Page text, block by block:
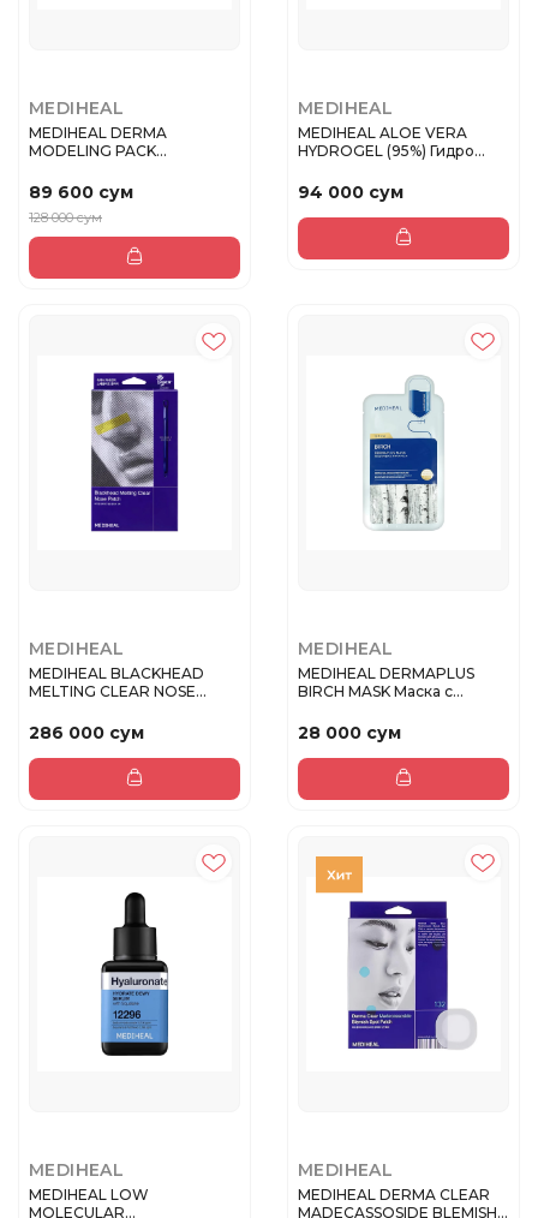
MEDIHEAL
MEDIHEAL DERMA
MODELING PACK
89 600 сум
128 000 сум
MEDIHEAL
MEDIHEAL ALOE VERA
HYDROGEL (95%) Гидро
94 000 сум
MEDIHEAL
MEDIHEAL BLACKHEAD
MELTING CLEAR NOSE
286 000 сум
MEDIHEAL
MEDIHEAL DERMAPLUS
BIRCH MASK Маска с
28 000 сум
MEDIHEAL
MEDIHEAL LOW
MOLECULAR
MEDIHEAL
MEDIHEAL DERMA CLEAR
MADECASSOSIDE BLEMISH